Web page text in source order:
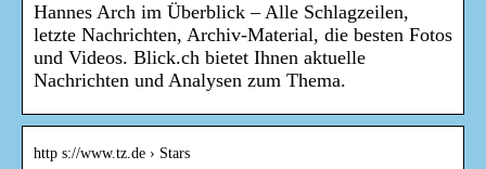
Hannes Arch im Überblick – Alle Schlagzeilen,
letzte Nachrichten, Archiv-Material, die besten Fotos
und Videos. Blick.ch bietet Ihnen aktuelle
Nachrichten und Analysen zum Thema.
http s://www.tz.de › Stars